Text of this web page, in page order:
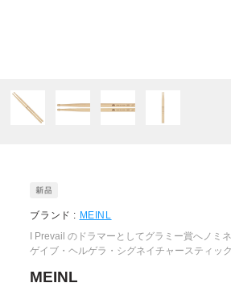
ブランド : MEINL
I Prevail のドラマーとしてグラミー賞へノミ
ゲイブ・ヘルゲラ・シグネイチャースティック
MEINL